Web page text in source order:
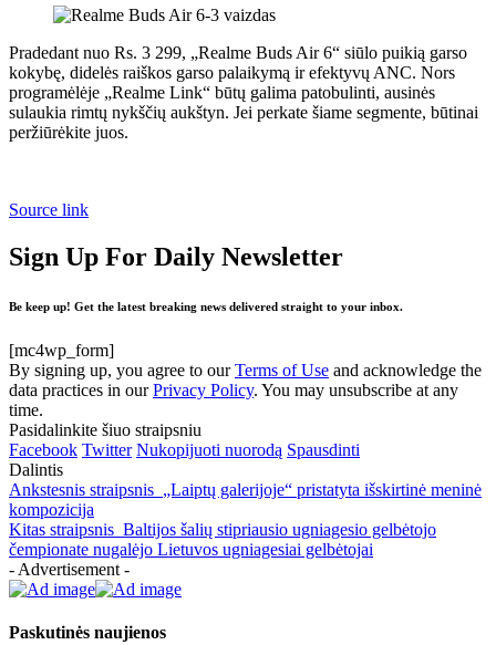
Pradedant nuo Rs. 3 299, „Realme Buds Air 6“ siūlo puikią garso
kokybę, didelės raiškos garso palaikymą ir efektyvų ANC. Nors
programėlėje „Realme Link“ būtų galima patobulinti, ausinės
sulaukia rimtų nykščių aukštyn. Jei perkate šiame segmente, būtinai
peržiūrėkite juos.
Source link
Sign Up For Daily Newsletter
Be keep up! Get the latest breaking news delivered straight to your inbox.
[mc4wp_form]
By signing up, you agree to ourTerms of Use and acknowledge the
data practices in ourPrivacy Policy. You may unsubscribe at any
time.
Pasidalinkite šiuo straipsniu
Facebook Twitter Nukopijuoti nuorodą Spausdinti
Dalintis
Ankstesnis straipsnis „Laiptų galerijoje“ pristatyta išskirtinė meninė
kompozicija
Kitas straipsnis Baltijos šalių stipriausio ugniagesio gelbėtojo
čempionate nugalėjo Lietuvos ugniagesiai gelbėtojai
- Advertisement -
Paskutinės naujienos